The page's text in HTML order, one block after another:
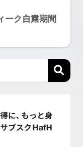
ーク自粛期間